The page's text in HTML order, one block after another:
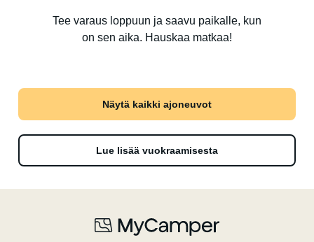
Tee varaus loppuun ja saavu paikalle, kun
on sen aika. Hauskaa matkaa!
Näytä kaikki ajoneuvot
Lue lisää vuokraamisesta